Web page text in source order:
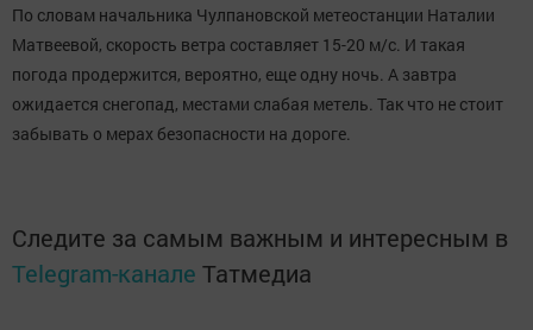
По словам начальника Чулпановской метеостанции Наталии
Матвеевой, скорость ветра составляет 15-20 м/с. И такая
погода продержится, вероятно, еще одну ночь. А завтра
ожидается снегопад, местами слабая метель. Так что не стоит
забывать о мерах безопасности на дороге.
Следите за самым важным и интересным в
Telegram-канале Татмедиа